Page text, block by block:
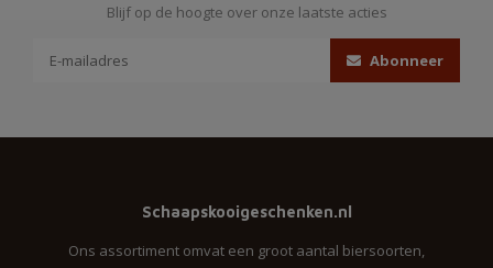
Blijf op de hoogte over onze laatste acties
Abonneer
Schaapskooigeschenken.nl
Ons assortiment omvat een groot aantal biersoorten,